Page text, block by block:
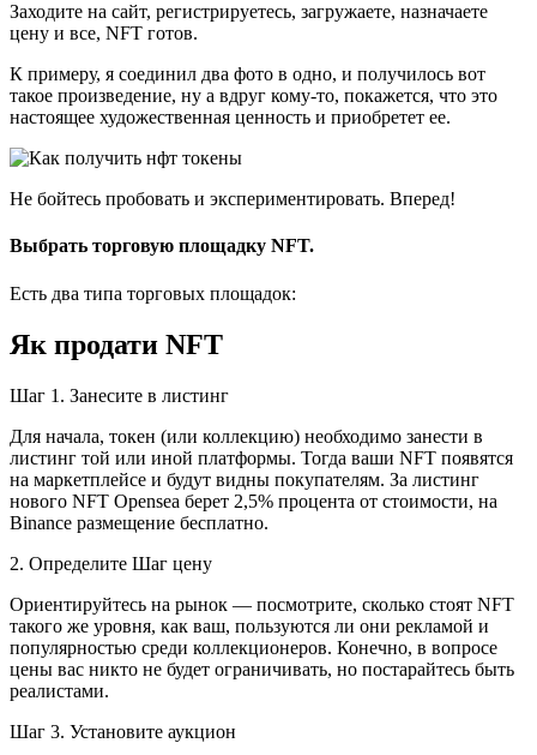
Заходите на сайт, регистрируетесь, загружаете, назначаете
цену и все, NFT готов.
К примеру, я соединил два фото в одно, и получилось вот
такое произведение, ну а вдруг кому-то, покажется, что это
настоящее художественная ценность и приобретет ее.
Не бойтесь пробовать и экспериментировать. Вперед!
Выбрать торговую площадку NFT.
Есть два типа торговых площадок:
Як продати NFT
Шаг 1. Занесите в листинг
Для начала, токен (или коллекцию) необходимо занести в
листинг той или иной платформы. Тогда ваши NFT появятся
на маркетплейсе и будут видны покупателям. За листинг
нового NFT Opensea берет 2,5% процента от стоимости, на
Binance размещение бесплатно.
2. Определите Шаг цену
Ориентируйтесь на рынок — посмотрите, сколько стоят NFT
такого же уровня, как ваш, пользуются ли они рекламой и
популярностью среди коллекционеров. Конечно, в вопросе
цены вас никто не будет ограничивать, но постарайтесь быть
реалистами.
Шаг 3. Установите аукцион